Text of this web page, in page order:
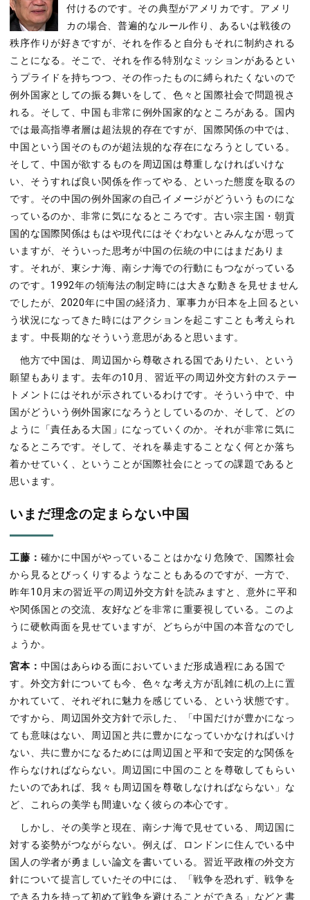
付けるのです。その典型がアメリカです。アメリ
カの場合、普遍的なルール作り、あるいは戦後の
秩序作りが好きですが、それを作ると自分もそれに制約される
ことになる。そこで、それを作る特別なミッションがあるとい
うプライドを持ちつつ、その作ったものに縛られたくないので
例外国家としての振る舞いをして、色々と国際社会で問題視さ
れる。そして、中国も非常に例外国家的なところがある。国内
では最高指導者層は超法規的存在ですが、国際関係の中では、
中国という国そのものが超法規的な存在になろうとしている。
そして、中国が欲するものを周辺国は尊重しなければいけな
い、そうすれば良い関係を作ってやる、といった態度を取るの
です。その中国の例外国家の自己イメージがどういうものにな
っているのか、非常に気になるところです。古い宗主国・朝貢
国的な国際関係はもはや現代にはそぐわないとみんなが思って
いますが、そういった思考が中国の伝統の中にはまだありま
す。それが、東シナ海、南シナ海での行動にもつながっている
のです。1992年の領海法の制定時には大きな動きを見せません
でしたが、2020年に中国の経済力、軍事力が日本を上回るとい
う状況になってきた時にはアクションを起こすことも考えられ
ます。中長期的なそういう意思があると思います。
他方で中国は、周辺国から尊敬される国でありたい、という
願望もあります。去年の10月、習近平の周辺外交方針のステー
トメントにはそれが示されているわけです。そういう中で、中
国がどういう例外国家になろうとしているのか、そして、どの
ように「責任ある大国」になっていくのか。それが非常に気に
なるところです。そして、それを暴走することなく何とか落ち
着かせていく、ということが国際社会にとっての課題であると
思います。
いまだ理念の定まらない中国
工藤： 確かに中国がやっていることはかなり危険で、国際社会
から見るとびっくりするようなこともあるのですが、一方で、
昨年10月末の習近平の周辺外交方針を読みますと、意外に平和
や関係国との交流、友好などを非常に重要視している。このよ
うに硬軟両面を見せていますが、どちらが中国の本音なのでし
ょうか。
宮本： 中国はあらゆる面においていまだ形成過程にある国で
す。外交方針についても今、色々な考え方が乱雑に机の上に置
かれていて、それぞれに魅力を感じている、という状態です。
ですから、周辺国外交方針で示した、「中国だけが豊かになっ
ても意味はない、周辺国と共に豊かになっていかなければいけ
ない、共に豊かになるためには周辺国と平和で安定的な関係を
作らなければならない。周辺国に中国のことを尊敬してもらい
たいのであれば、我々も周辺国を尊敬しなければならない」な
ど、これらの美学も間違いなく彼らの本心です。
しかし、その美学と現在、南シナ海で見せている、周辺国に
対する姿勢がつながらない。例えば、ロンドンに住んでいる中
国人の学者が勇ましい論文を書いている。習近平政権の外交方
針について提言していたその中には、「戦争を恐れず、戦争を
できる力を持って初めて戦争を避けることができる」などと書